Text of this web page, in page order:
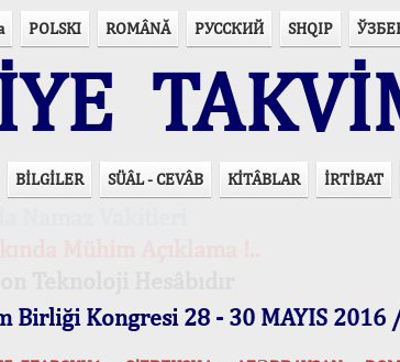
POLSKI ROMÂNĂ РУССКИЙ SHQIP
BİLGİLER SÜÂL - CEVÂB KİTÂBLAR İRTİBAT
Birliği Kongresi 28 - 30 MAYIS 2016